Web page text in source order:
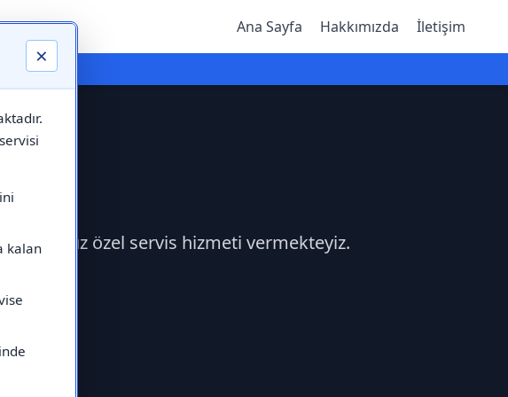
×
kalan
Ana Sayfa Hakkımızda İletişim
Hizmeti
özel servis hizmeti vermekteyiz.